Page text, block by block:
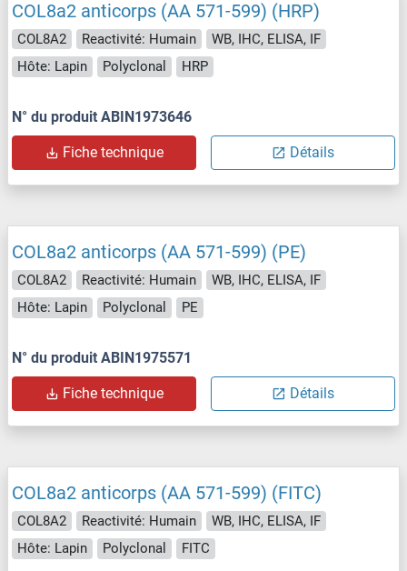
COL8a2 anticorps (AA 571-599) (HRP)
COL8A2 Reactivité: Humain
WB, IHC, ELISA, IF
Hôte: Lapin
Polyclonal HRP
N° du produit ABIN1973646
Fiche technique Détails
COL8a2 anticorps (AA 571-599) (PE)
COL8A2 Reactivité: Humain
WB, IHC, ELISA, IF
Hôte: Lapin
Polyclonal PE
N° du produit ABIN1975571
Fiche technique Détails
COL8a2 anticorps (AA 571-599) (FITC)
COL8A2 Reactivité: Humain
WB, IHC, ELISA, IF
Hôte: Lapin
Polyclonal FITC